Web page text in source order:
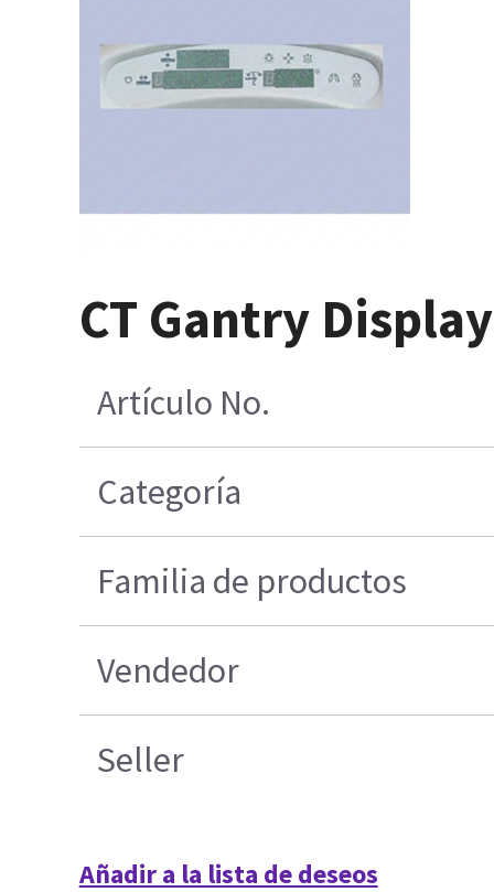
CT Gantry
Artículo No.
Categoría
Familia de productos
Vendedor
Seller
Añadir a la lista de deseos